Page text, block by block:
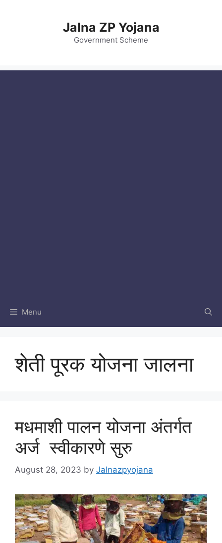
Jalna ZP Yojana
Government Scheme
Menu
शेती पूरक योजना जालना
मधमाशी पालन योजना अंतर्गत
अर्ज स्वीकारणे सुरु
August 28, 2023 by Jalnazpyojana